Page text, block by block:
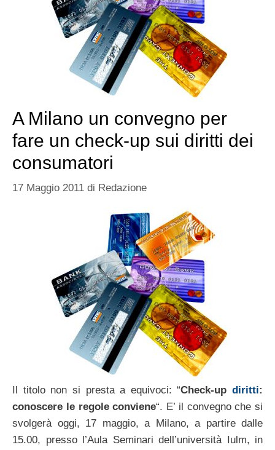
A Milano un convegno per
fare un check-up sui diritti dei
consumatori
17 Maggio 2011 di Redazione
Il titolo non si presta a equivoci: “Check-up diritti:
conoscere le regole conviene“. E’ il convegno che si
svolgerà oggi, 17 maggio, a Milano, a partire dalle
15.00, presso l’Aula Seminari dell’università Iulm, in